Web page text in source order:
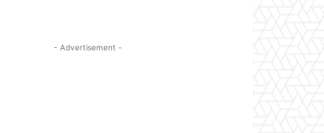
- Advertisement -